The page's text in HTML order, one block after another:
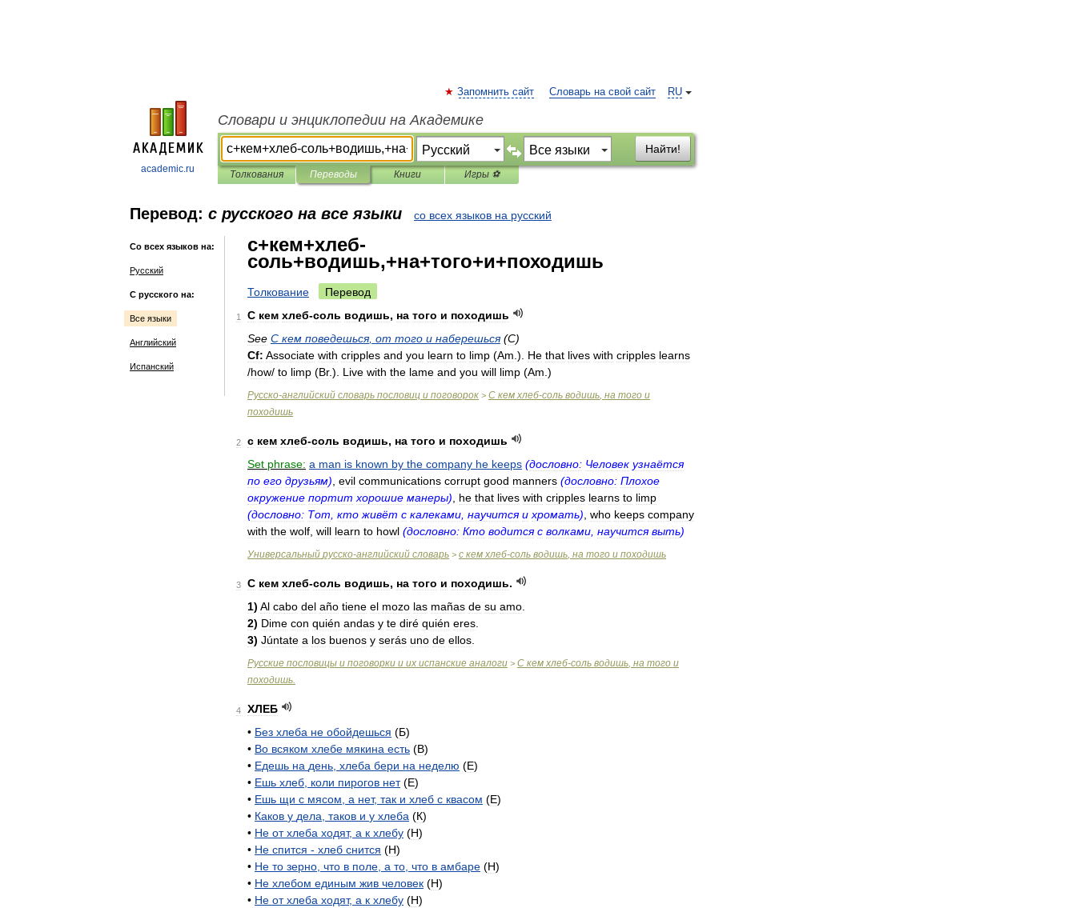
academic.ru
RU
Запомнить сайт Словарь на свой сайт
Словари и энциклопедии на Академике
Найти!
Толкования Переводы Книги Игры ⚽
Перевод: с русского на все языки со всех языков на русский
Со всех языков на:
Русский
С русского на:
Все языки
Английский
Испанский
с+кем+хлеб-
соль+водишь,+на+того+и+походишь
Толкование Перевод
1 С кем хлеб-соль водишь, на того и походишь
See С кем поведешься, от того и наберешься(С)
Cf: Associate with cripples and you learn to limp (Am ). Не that lives with cripples learns
/how/ to limp (Br.). Live with the lame and you will limp (Am )
Русско-английский словарь пословиц и поговорок > С кем хлеб-соль водишь, на того и
походишь
2 с кем хлеб-соль водишь, на того и походишь
Set phrase: a man is known by the company he keeps (дословно: Человек узнаётся
по его друзьям) evil communications corrupt good manners (дословно: Плохое
окружение портит хорошие манеры) he that lives with cripples learns to limp
(дословно: Тот кто живёт с калеками научится и хромать) who keeps company
with the wolf will learn to howl (дословно: Кто водится с волками научится выть)
Универсальный русско-английский словарь > с кем хлеб-соль водишь, на того и походишь
3 С кем хлеб-соль водишь, на того и походишь.
1) Al cabo del año tiene el mozo las mañas de su amo
2) Dime con quién andas y te diré quién eres
3) Júntate a los buenos y serás uno de ellos
Русские пословицы и поговорки и их испанские аналоги > С кем хлеб-соль водишь, на того и
походишь.
4
ХЛЕБ
• Без хлеба не обойдешься (Б)
• Во всяком хлебе мякина есть (В)
• Едешь на день хлеба бери на неделю (Е)
• Ешь хлеб коли пирогов нет(Е)
• Ешь щи с мясом а нет, так и хлеб с квасом (Е)
• Каков у дела таков и у хлеба (К)
• Не от хлеба ходят, а к хлебу (Н)
• Не спится - хлеб снится (Н)
• Не то зерно что в поле а то что в амбаре (Н)
• Не хлебом единым жив человек (Н)
• Не от хлеба ходят, а к хлебу (Н)